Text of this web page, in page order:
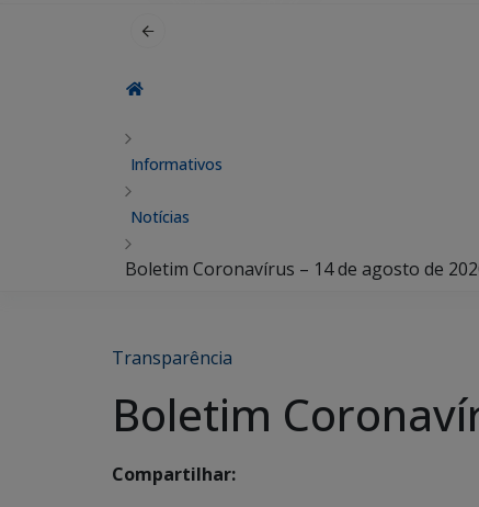
Informativos
Notícias
Boletim Coronavírus – 14 de agosto de
Transparência
Boletim
Compartilhar: